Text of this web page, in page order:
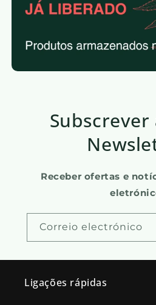
Subscrever
Receber ofertas e
Correio electrónico
Ligações rápidas